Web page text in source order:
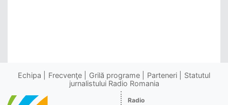
Echipa Frecvenţe Grilă programe Parteneri
Statutul
jurnalistului Radio Romania
Radio